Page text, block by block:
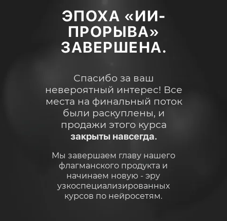
Спасибо за ваш
невероятный интерес! Все
места на финальный поток
были раскуплены, и
продажи этого курса
закрыты навсегда.
Мы завершаем главу нашего
флагманского продукта и
начинаем новую - эру
узкоспециализированных
курсов по нейросетям.
ЭПОХА «ИИ-
ПРОРЫВА»
ЗАВЕРШЕНА.